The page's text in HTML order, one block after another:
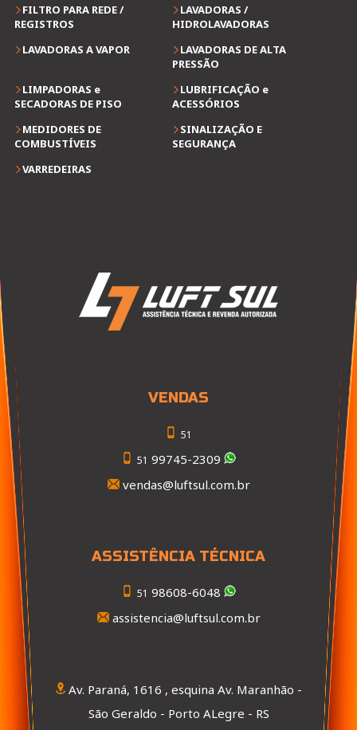
FILTRO PARA REDE /
REGISTROS
LAVADORAS /
HIDROLAVADORAS
LAVADORAS A VAPOR
LAVADORAS DE ALTA
PRESSÃO
LIMPADORAS e
SECADORAS DE PISO
LUBRIFICAÇÃO e
ACESSÓRIOS
MEDIDORES DE
COMBUSTÍVEIS
SINALIZAÇÃO E
SEGURANÇA
VARREDEIRAS
VENDAS
51
51 99745-2309
vendas@luftsul.com.br
ASSISTÊNCIA TÉCNICA
51 98608-6048
assistencia@luftsul.com.br
Av. Paraná, 1616 , esquina Av. Maranhão -
São Geraldo - Porto ALegre - RS